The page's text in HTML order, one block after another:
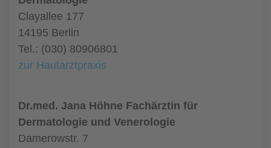
Clayallee 177
14195 Berlin
Tel.: (030) 80906801
zur Hautarztpraxis
Dr.med. Jana Höhne Fachärztin für
Dermatologie und Venerologie
Damerowstr. 7